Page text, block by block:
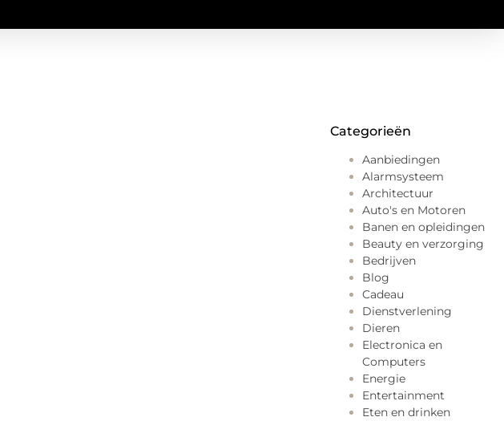
Categorieën
Aanbiedingen
Alarmsysteem
Architectuur
Auto's en Motoren
Banen en opleidingen
Beauty en verzorging
Bedrijven
Blog
Cadeau
Dienstverlening
Dieren
Electronica en
Computers
Energie
Entertainment
Eten en drinken